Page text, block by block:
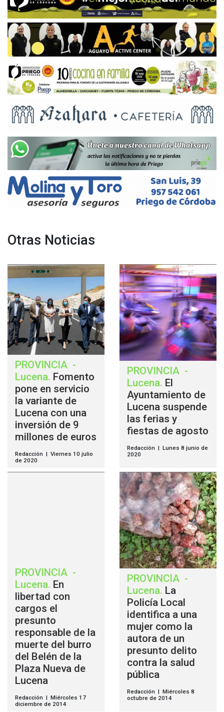
Otras Noticias
PROVINCIA -
Lucena. Fomento
pone en servicio
la variante de
Lucena con una
inversión de 9
millones de euros
Redacción | Viernes 10 julio
de 2020
PROVINCIA -
Lucena. El
Ayuntamiento de
Lucena suspende
las ferias y
fiestas de agosto
Redacción | Lunes 8 junio de
2020
PROVINCIA -
Lucena. En
libertad con
cargos el
presunto
responsable de la
muerte del burro
del Belén de la
Plaza Nueva de
Lucena
Redacción | Miércoles 17
diciembre de 2014
PROVINCIA -
Lucena. La
Policía Local
identifica a una
mujer como la
autora de un
presunto delito
contra la salud
pública
Redacción | Miércoles 8
octubre de 2014